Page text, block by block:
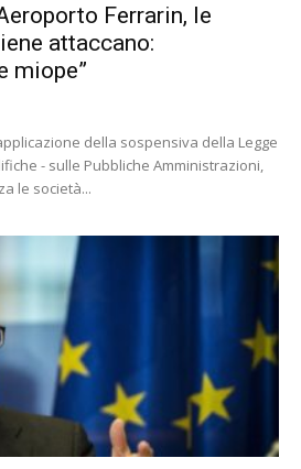
Ferrarin, le
attaccano:
miope”
della sospensiva della Legge
- sulle Pubbliche Amministrazioni,
le società...